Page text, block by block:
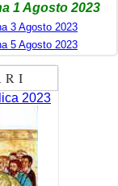
1 Agosto 2023
3 Agosto 2023
5 Agosto 2023
2023